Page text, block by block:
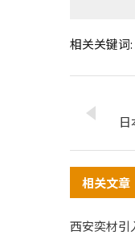
相关关键词:
相关文章
西安奕材引